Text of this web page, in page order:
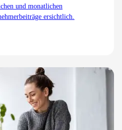
und monatlichen
ersichtlich.